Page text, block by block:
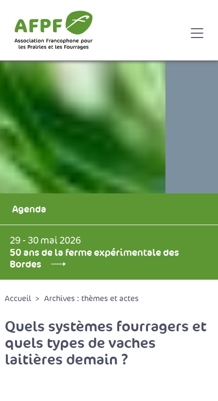
Agenda
29 - 30 mai 2026
50 ans de la ferme expérimentale des
Bordes
Accueil Archives : thèmes et actes
Quels systèmes fourragers et
quels types de vaches
laitières demain ?